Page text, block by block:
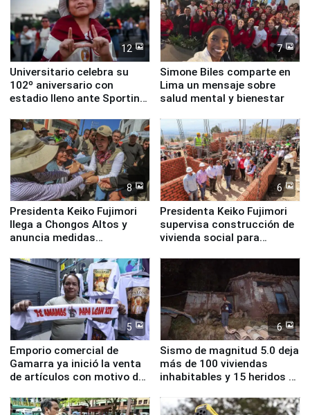
12
Universitario celebra su
102º aniversario con
estadio lleno ante Sporting
7
Simone Biles comparte en
Lima un mensaje sobre
salud mental y bienestar
8
Presidenta Keiko Fujimori
llega a Chongos Altos y
anuncia medidas
educación, salud y empleo
6
Presidenta Keiko Fujimori
supervisa construcción de
vivienda social para
5
Emporio comercial de
Gamarra ya inició la venta
de artículos con motivo de
6
Sismo de magnitud 5.0 deja
más de 100 viviendas
inhabitables y 15 heridos en